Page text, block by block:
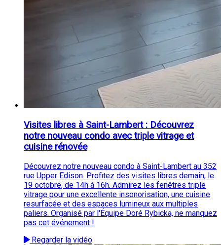
Visites libres à Saint-Lambert : Découvrez
notre nouveau condo avec triple vitrage et
cuisine rénovée
Découvrez notre nouveau condo à Saint-Lambert au 352
rue Upper Edison. Profitez des visites libres demain, le
19 octobre, de 14h à 16h. Admirez les fenêtres triple
vitrage pour une excellente insonorisation, une cuisine
resurfacée et des espaces lumineux aux multiples
paliers. Organisé par l'Équipe Doré Rybicka, ne manquez
pas cet événement !
Regarder la vidéo